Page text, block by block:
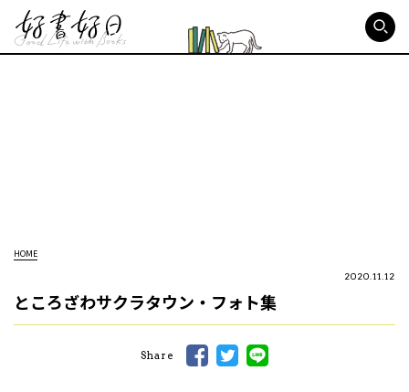
HOME
2020.11.12
ところざわサクラタウン・フォト集
Share